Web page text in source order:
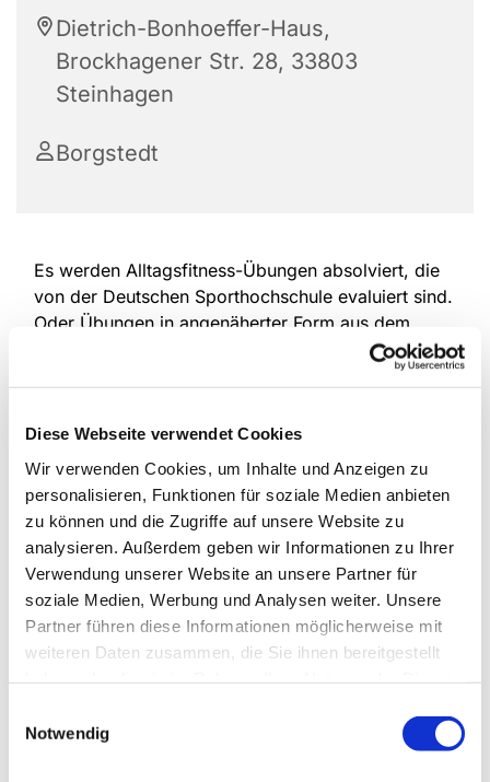
Diese Webseite verwendet Cookies
Wir verwenden Cookies, um Inhalte und Anzeigen zu
personalisieren, Funktionen für soziale Medien anbieten
zu können und die Zugriffe auf unsere Website zu
analysieren. Außerdem geben wir Informationen zu Ihrer
Verwendung unserer Website an unsere Partner für
soziale Medien, Werbung und Analysen weiter. Unsere
Partner führen diese Informationen möglicherweise mit
weiteren Daten zusammen, die Sie ihnen bereitgestellt
Notwendig
Dietrich-Bonhoeffer-Haus,
Brockhagener Str. 28, 33803
Steinhagen
Borgstedt
Es werden Alltagsfitness-Übungen absolviert, die
von der Deutschen Sporthochschule evaluiert sind.
Oder Übungen in angenäherter Form aus dem
Programm "Fit für 100", welche in der Grundform
jeden Montag 15:00 bis 17:00 Uhr,
wöchentlich,
im Dietrich-Bonhoeffer-Haus
Eine Anmeldung ist nicht erforderlich.
Weitere Informationen zum Training erhalten Sie
bei Herr Borgstedt Tel.: 0175 / 43 21 85 5